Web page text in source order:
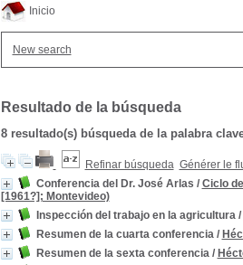
Inicio
New search
Resultado de la búsqueda
8 resultado(s) búsqueda de la palabra
Refinar búsqueda Générer le
Conferencia del Dr. José Arlas / Ciclo
[1961?]; Montevideo)
Inspección del trabajo en la agricultura/
Resumen de la cuarta conferencia/
Resumen de la sexta conferencia/